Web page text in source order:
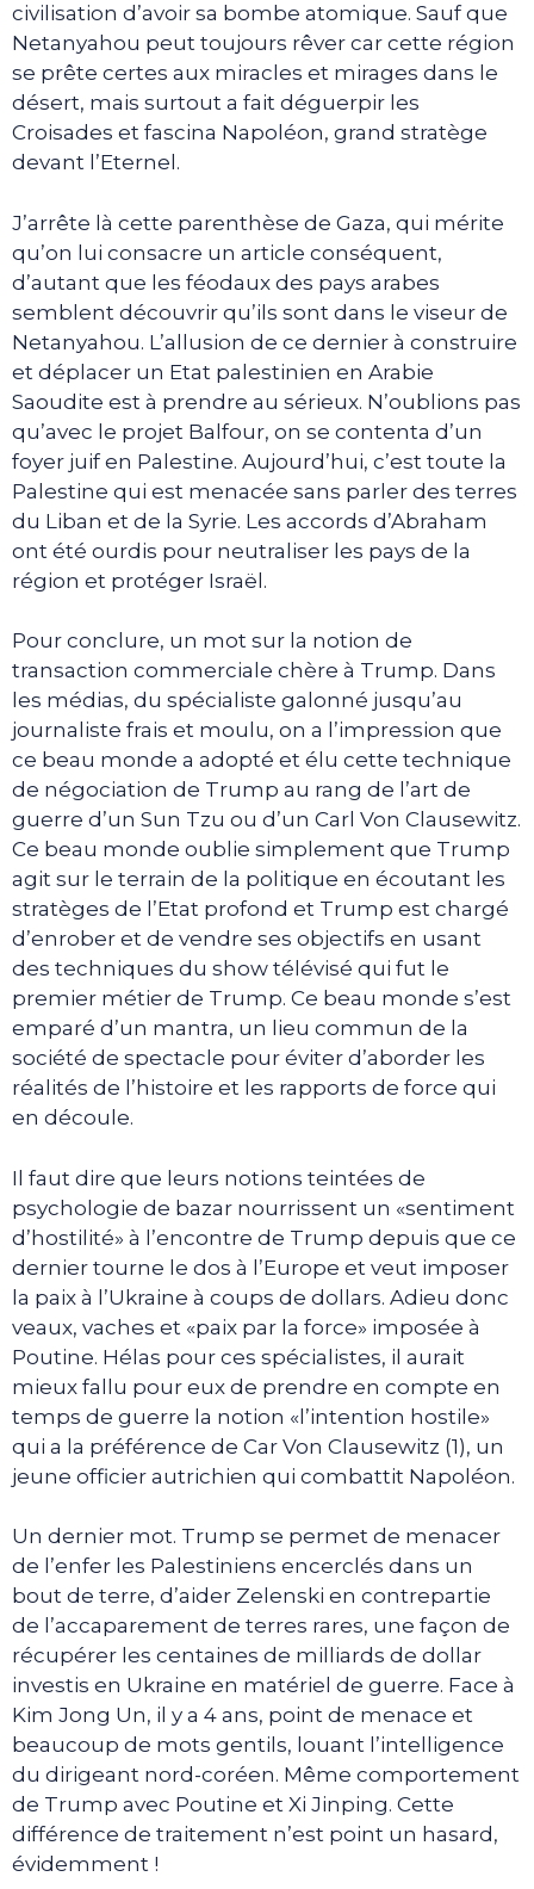
civilisation d’avoir sa bombe atomique. Sauf que
Netanyahou peut toujours rêver car cette région
se prête certes aux miracles et mirages dans le
désert, mais surtout a fait déguerpir les
Croisades et fascina Napoléon, grand stratège
devant l’Eternel.
J’arrête là cette parenthèse de Gaza, qui mérite
qu’on lui consacre un article conséquent,
d’autant que les féodaux des pays arabes
semblent découvrir qu’ils sont dans le viseur de
Netanyahou. L’allusion de ce dernier à construire
et déplacer un Etat palestinien en Arabie
Saoudite est à prendre au sérieux. N’oublions pas
qu’avec le projet Balfour, on se contenta d’un
foyer juif en Palestine. Aujourd’hui, c’est toute la
Palestine qui est menacée sans parler des terres
du Liban et de la Syrie. Les accords d’Abraham
ont été ourdis pour neutraliser les pays de la
région et protéger Israël.
Pour conclure, un mot sur la notion de
transaction commerciale chère à Trump. Dans
les médias, du spécialiste galonné jusqu’au
journaliste frais et moulu, on a l’impression que
ce beau monde a adopté et élu cette technique
de négociation de Trump au rang de l’art de
guerre d’un Sun Tzu ou d’un Carl Von Clausewitz.
Ce beau monde oublie simplement que Trump
agit sur le terrain de la politique en écoutant les
stratèges de l’Etat profond et Trump est chargé
d’enrober et de vendre ses objectifs en usant
des techniques du show télévisé qui fut le
premier métier de Trump. Ce beau monde s’est
emparé d’un mantra, un lieu commun de la
société de spectacle pour éviter d’aborder les
réalités de l’histoire et les rapports de force qui
en découle.
Il faut dire que leurs notions teintées de
psychologie de bazar nourrissent un «sentiment
d’hostilité» à l’encontre de Trump depuis que ce
dernier tourne le dos à l’Europe et veut imposer
la paix à l’Ukraine à coups de dollars. Adieu donc
veaux, vaches et «paix par la force» imposée à
Poutine. Hélas pour ces spécialistes, il aurait
mieux fallu pour eux de prendre en compte en
temps de guerre la notion «l’intention hostile»
qui a la préférence de Car Von Clausewitz (1), un
jeune officier autrichien qui combattit Napoléon.
Un dernier mot. Trump se permet de menacer
de l’enfer les Palestiniens encerclés dans un
bout de terre, d’aider Zelenski en contrepartie
de l’accaparement de terres rares, une façon de
récupérer les centaines de milliards de dollar
investis en Ukraine en matériel de guerre. Face à
Kim Jong Un, il y a 4 ans, point de menace et
beaucoup de mots gentils, louant l’intelligence
du dirigeant nord-coréen. Même comportement
de Trump avec Poutine et Xi Jinping. Cette
différence de traitement n’est point un hasard,
évidemment !